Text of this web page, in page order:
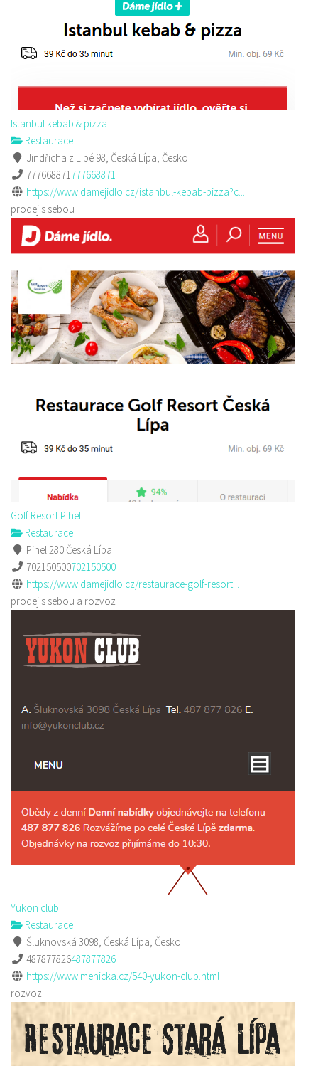
Istanbul kebab & pizza
Restaurace
Jindřicha z Lipé 98, Česká Lípa, Česko
777668871777668871
https://www.damejidlo.cz/istanbul-kebab-pizza?c...
prodej s sebou
Golf Resort Pihel
Restaurace
Pihel 280 Česká Lípa
702150500702150500
https://www.damejidlo.cz/restaurace-golf-resort...
prodej s sebou a rozvoz
Yukon club
Restaurace
Šluknovská 3098, Česká Lípa, Česko
487877826487877826
https://www.menicka.cz/540-yukon-club.html
rozvoz